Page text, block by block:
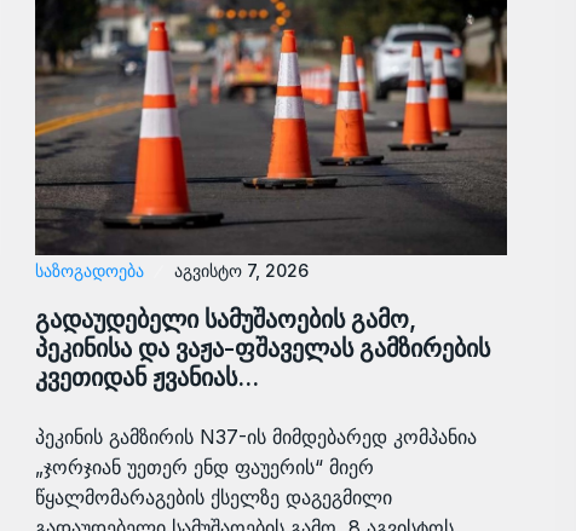
ᲡᲐᲖᲝᲒᲐᲓᲝᲔᲑᲐ აგვისტო 7, 2026
გადაუდებელი სამუშაოების გამო,
პეკინისა და ვაჟა-ფშაველას გამზირების
კვეთიდან ჟვანიას…
პეკინის გამზირის N37-ის მიმდებარედ კომპანია
„ჯორჯიან უეთერ ენდ ფაუერის“ მიერ
წყალმომარაგების ქსელზე დაგეგმილი